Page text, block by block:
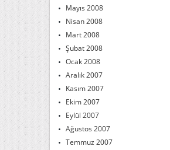
Mayıs 2008
Nisan 2008
Mart 2008
Şubat 2008
Ocak 2008
Aralık 2007
Kasım 2007
Ekim 2007
Eylül 2007
Ağustos 2007
Temmuz 2007